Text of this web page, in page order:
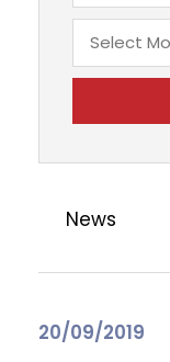
News
20/09/2019